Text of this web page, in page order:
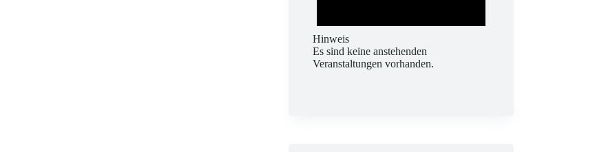
Hinweis
Es sind keine anstehenden
Veranstaltungen vorhanden.